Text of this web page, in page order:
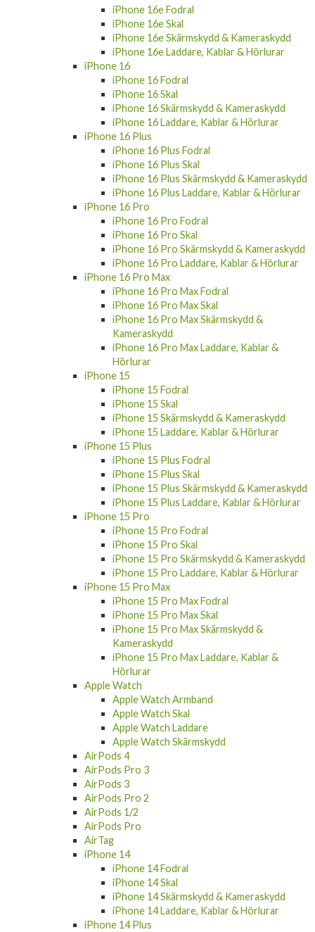
iPhone 16e Fodral
iPhone 16e Skal
iPhone 16e Skärmskydd & Kameraskydd
iPhone 16e Laddare, Kablar & Hörlurar
iPhone 16
iPhone 16 Fodral
iPhone 16 Skal
iPhone 16 Skärmskydd & Kameraskydd
iPhone 16 Laddare, Kablar & Hörlurar
iPhone 16 Plus
iPhone 16 Plus Fodral
iPhone 16 Plus Skal
iPhone 16 Plus Skärmskydd & Kameraskydd
iPhone 16 Plus Laddare, Kablar & Hörlurar
iPhone 16 Pro
iPhone 16 Pro Fodral
iPhone 16 Pro Skal
iPhone 16 Pro Skärmskydd & Kameraskydd
iPhone 16 Pro Laddare, Kablar & Hörlurar
iPhone 16 Pro Max
iPhone 16 Pro Max Fodral
iPhone 16 Pro Max Skal
iPhone 16 Pro Max Skärmskydd &
Kameraskydd
iPhone 16 Pro Max Laddare, Kablar &
Hörlurar
iPhone 15
iPhone 15 Fodral
iPhone 15 Skal
iPhone 15 Skärmskydd & Kameraskydd
iPhone 15 Laddare, Kablar & Hörlurar
iPhone 15 Plus
iPhone 15 Plus Fodral
iPhone 15 Plus Skal
iPhone 15 Plus Skärmskydd & Kameraskydd
iPhone 15 Plus Laddare, Kablar & Hörlurar
iPhone 15 Pro
iPhone 15 Pro Fodral
iPhone 15 Pro Skal
iPhone 15 Pro Skärmskydd & Kameraskydd
iPhone 15 Pro Laddare, Kablar & Hörlurar
iPhone 15 Pro Max
iPhone 15 Pro Max Fodral
iPhone 15 Pro Max Skal
iPhone 15 Pro Max Skärmskydd &
Kameraskydd
iPhone 15 Pro Max Laddare, Kablar &
Hörlurar
Apple Watch
Apple Watch Armband
Apple Watch Skal
Apple Watch Laddare
Apple Watch Skärmskydd
AirPods 4
AirPods Pro 3
AirPods 3
AirPods Pro 2
AirPods 1/2
AirPods Pro
AirTag
iPhone 14
iPhone 14 Fodral
iPhone 14 Skal
iPhone 14 Skärmskydd & Kameraskydd
iPhone 14 Laddare, Kablar & Hörlurar
iPhone 14 Plus